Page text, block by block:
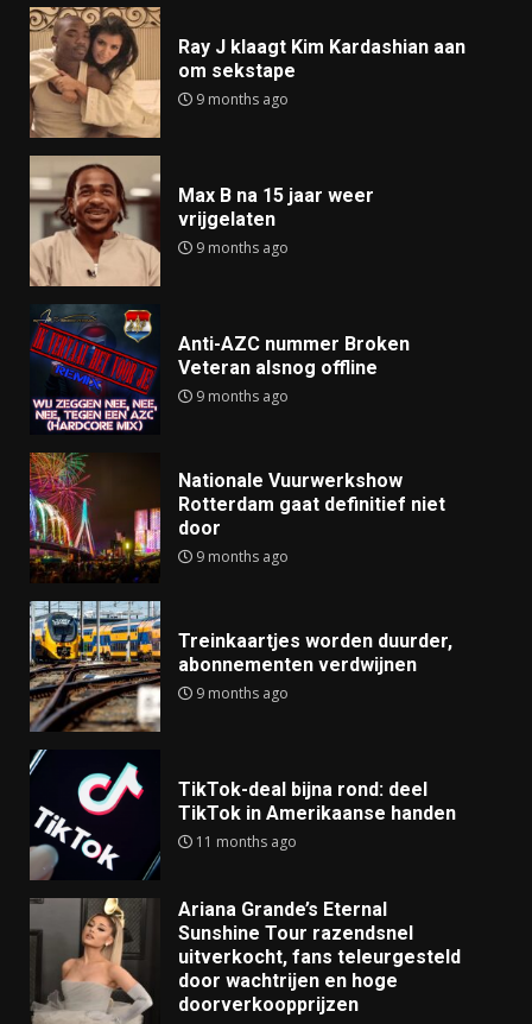
Ray J klaagt Kim Kardashian aan
om sekstape
9 months ago
Max B na 15 jaar weer
vrijgelaten
9 months ago
Anti-AZC nummer Broken
Veteran alsnog offline
9 months ago
Nationale Vuurwerkshow
Rotterdam gaat definitief niet
door
9 months ago
Treinkaartjes worden duurder,
abonnementen verdwijnen
9 months ago
TikTok-deal bijna rond: deel
TikTok in Amerikaanse handen
11 months ago
Ariana Grande’s Eternal
Sunshine Tour razendsnel
uitverkocht, fans teleurgesteld
door wachtrijen en hoge
doorverkoopprijzen